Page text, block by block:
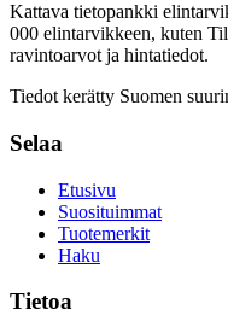
Kattava tietopankki
000 elintarvikkeen, kuten
ravintoarvot ja hintatiedot.
Tiedot kerätty Suomen
Selaa
Etusivu
Suosituimmat
Tuotemerkit
Haku
Tietoa